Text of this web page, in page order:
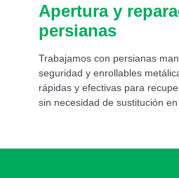
Apertura y
persianas
Trabajamos con persianas
seguridad y enrollables
rápidas y efectivas para
sin necesidad de sustitución en